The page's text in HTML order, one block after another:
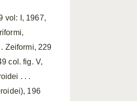
vol: I, 1967,
Zeiformi, 229
col. fig. V,
. . .
196